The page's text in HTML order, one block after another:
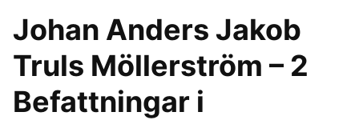
Johan Anders Jakob
Truls Möllerström – 2
Befattningar i